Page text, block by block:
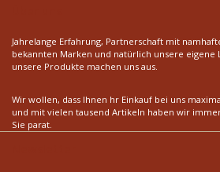
Jahrelange Erfahrung, Partnerschaft mit
bekannten Marken und natürlich unsere eigene
unsere Produkte machen uns aus.
Wir wollen, dass Ihnen hr Einkauf bei uns
und mit vielen tausend Artikeln haben wir
Sie parat.